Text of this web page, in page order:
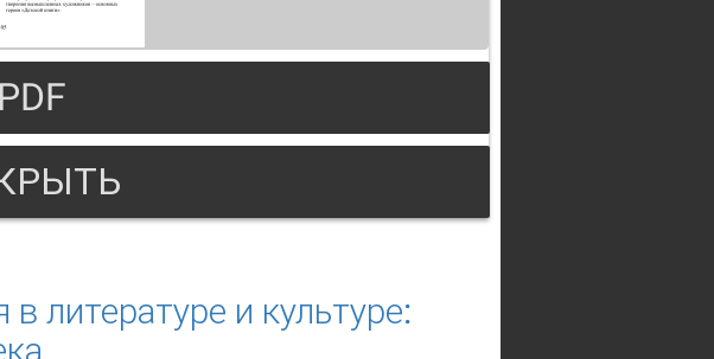
PDF
литературе и культуре: